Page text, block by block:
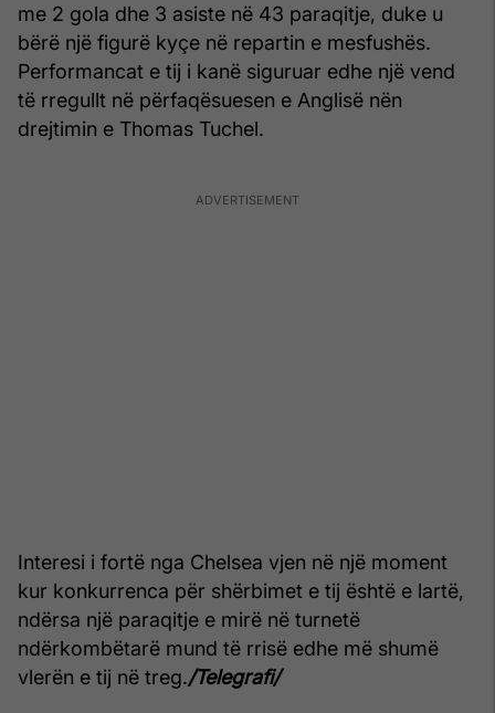
me 2 gola dhe 3 asiste në 43 paraqitje, duke u
bërë një figurë kyçe në repartin e mesfushës.
Performancat e tij i kanë siguruar edhe një vend
të rregullt në përfaqësuesen e Anglisë nën
drejtimin e Thomas Tuchel.
Interesi i fortë nga Chelsea vjen në një moment
kur konkurrenca për shërbimet e tij është e lartë,
ndërsa një paraqitje e mirë në turnetë
ndërkombëtarë mund të rrisë edhe më shumë
vlerën e tij në treg./Telegrafi/